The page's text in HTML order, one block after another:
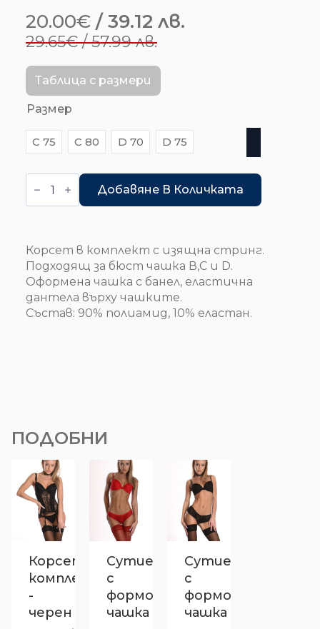
29.65€/ 57.99 лв.
Original
price
was:
29.65€
/
57.99 лв..
20.00€ / 39.12 лв.
Текущата
цена
е:
20.00€
/
39.12 лв..
Таблица с размери
Размер
C 75 C 80 D 70 D 75
количество
за
Добавяне В Количката
Корсет в комплект с изящна стринг.
Подходящ за бюст чашка В,С и D.
Оформена чашка с банел, еластична
дантела върху чашките.
Състав: 90% полиамид, 10% еластан.
ПОДОБНИ
Корсет-
комплект
-
черен
Сутиен
с
формована
чашка
Сутиен
с
формована
чашка